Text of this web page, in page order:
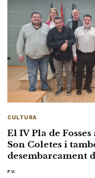
CULTURA
El IV Pla de
Son Coletes i
desembarcament
F.V.